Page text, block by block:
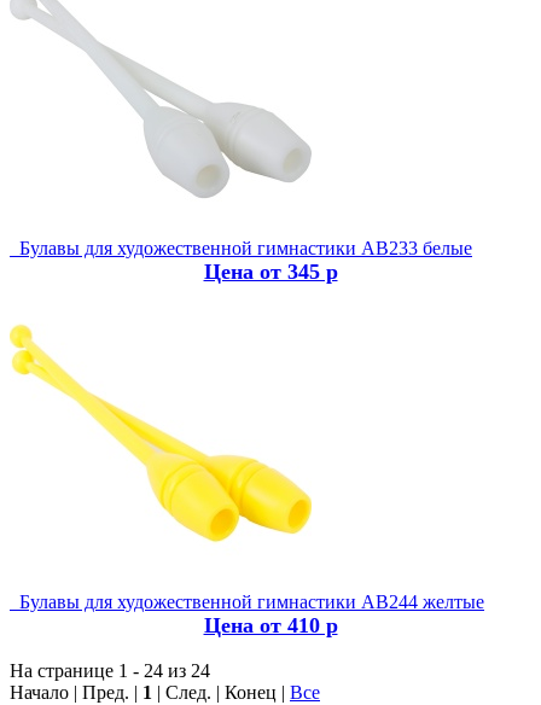
Булавы для художественной гимнастики AB233 белые
Цена от 345 р
Булавы для художественной гимнастики AB244 желтые
Цена от 410 р
На странице 1 - 24 из 24
Начало | Пред. | 1 | След. | Конец | Все